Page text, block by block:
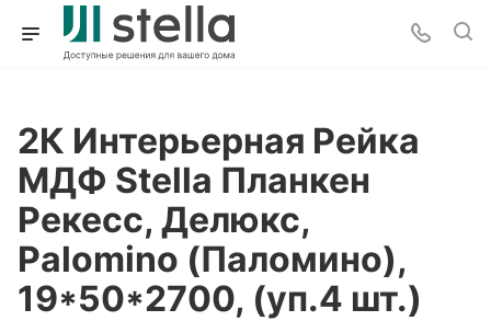
2К Интерьерная Рейка
МДФ Stella Планкен
Рекесс, Делюкс,
Palomino (Паломино),
19*50*2700, (уп.4 шт.)